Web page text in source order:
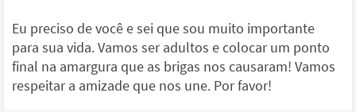
Eu preciso de você e sei que sou muito importante
para sua vida. Vamos ser adultos e colocar um ponto
final na amargura que as brigas nos causaram! Vamos
respeitar a amizade que nos une. Por favor!